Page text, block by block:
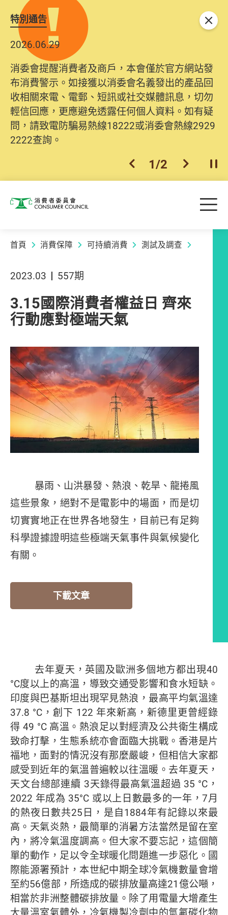
特別通告
2026.06.29
消委會提醒消費者及商戶，本會僅於官方網站發
布消費警示。如接獲以消委會名義發出的產品回
收相關來電、電郵、短訊或社交媒體訊息，切勿
輕信回應，更應避免透露任何個人資料。如有疑
問，請致電防騙易熱線18222或消委會熱線2929
2222查詢。
上一個
1/2 下一個開
關閉
消費者委員會 目
首頁 消費保障 可持續消費 測試及調查
2023.03 557期
3.15國際消費者權益日 齊來
行動應對極端天氣
暴雨、山洪暴發、熱浪、乾旱、龍捲風
這些景象，絕對不是電影中的場面，而是切
切實實地正在世界各地發生，目前已有足夠
科學證據證明這些極端天氣事件與氣候變化
有關。
下載文章
去年夏天，英國及歐洲多個地方都出現40
°C度以上的高溫，導致交通受影響和食水短缺。
印度與巴基斯坦出現罕見熱浪，最高平均氣溫達
37.8 °C，創下 122 年來新高，新德里更曾經錄
得 49 °C 高溫。熱浪足以對經濟及公共衛生構成
致命打擊，生態系統亦會面臨大挑戰。香港是片
福地，面對的情況沒有那麼嚴峻，但相信大家都
感受到近年的氣溫普遍較以往溫暖。去年夏天，
天文台總部連續 3天錄得最高氣溫超過 35 °C，
2022 年成為 35°C 或以上日數最多的一年，7月
的熱夜日數共25日，是自1884年有記錄以來最
高。天氣炎熱，最簡單的消暑方法當然是留在室
內，將冷氣溫度調高。但大家不要忘記，這個簡
單的動作，足以令全球暖化問題進一步惡化。國
際能源署預計，本世紀中期全球冷氣機數量會增
至約56億部，所造成的碳排放量高達21億公噸，
相當於非洲整體碳排放量。除了用電量大增產生
大量溫室氣體外，冷氣機製冷劑中的氫氟碳化物